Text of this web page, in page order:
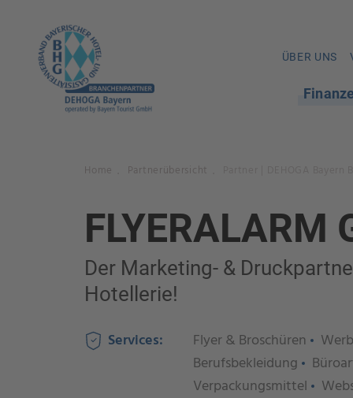
ÜBER UNS
Home Partnerübersicht
FLYERALARM
Der Marketing- &
Hotellerie!
Services: Flyer & Broschüren
Berufsbekleidung
Verpackungsmittel